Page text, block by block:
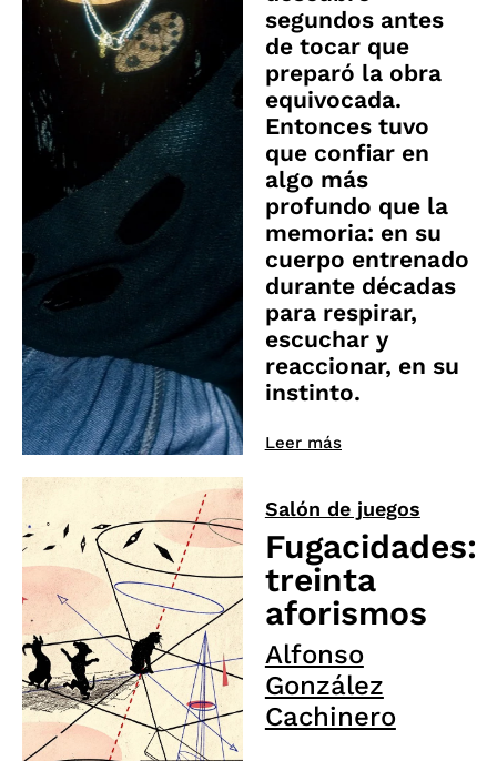
segundos antes
de tocar que
preparó la obra
equivocada.
Entonces tuvo
que confiar en
algo más
profundo que la
memoria: en su
cuerpo entrenado
durante décadas
para respirar,
escuchar y
reaccionar, en su
instinto.
Leer más
Salón de juegos
Fugacidades:
treinta
aforismos
Alfonso
González
Cachinero